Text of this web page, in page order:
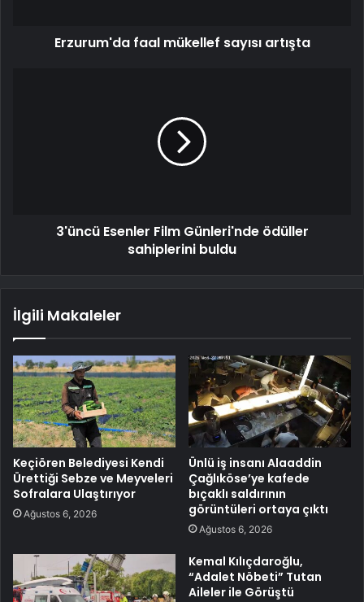
Erzurum'da faal mükellef sayısı artışta
3'üncü Esenler Film Günleri'nde ödüller
sahiplerini buldu
İlgili Makaleler
Keçiören Belediyesi Kendi
Ürettiği Sebze ve Meyveleri
Sofralara Ulaştırıyor
Ağustos 6, 2026
Ünlü iş insanı Alaaddin
Çağlıköse’ye kafede
bıçaklı saldırının
görüntüleri ortaya çıktı
Ağustos 6, 2026
Kemal Kılıçdaroğlu,
“Adalet Nöbeti” Tutan
Aileler ile Görüştü